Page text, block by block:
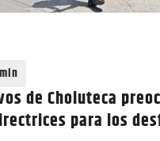
de Choluteca
para los